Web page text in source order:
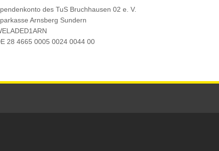
des TuS Bruchhausen 02 e. V.
Arnsberg Sundern
28 4665 0005 0024 0044 00